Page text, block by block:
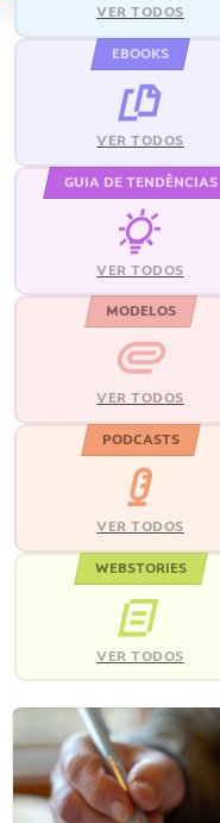
VER TODOS
EBOOKS
VER TODOS
GUIA DE TENDÊNCIAS
VER TODOS
MODELOS
VER TODOS
PODCASTS
VER TODOS
WEBSTORIES
VER TODOS